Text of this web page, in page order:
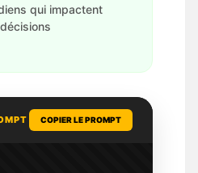
qui impactent
COPIER LE PROMPT